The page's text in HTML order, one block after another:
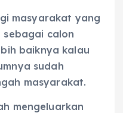
masyarakat yang
sebagai calon
baiknya kalau
sudah
masyarakat.
mengeluarkan